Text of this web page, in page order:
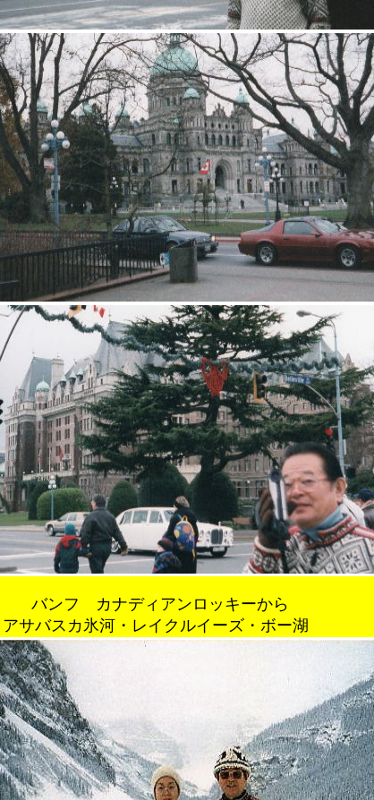
バンフ カナディアンロッキーから
アサバスカ氷河・レイクルイーズ・ボー湖